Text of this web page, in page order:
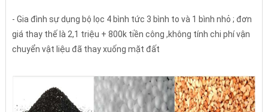
- Gia đình sự dụng bộ lọc 4 bình tức 3 bình to và 1 bình nhỏ ; đơn
giá thay thế là 2,1 triệu + 800k tiền công ,không tính chi phí vận
chuyển vật liệu đã thay xuống mặt đất